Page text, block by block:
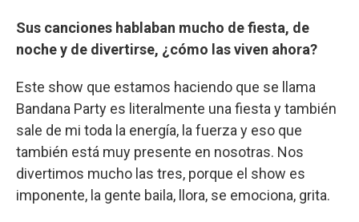
Sus canciones hablaban mucho de fiesta, de
noche y de divertirse, ¿cómo las viven ahora?
Este show que estamos haciendo que se llama
Bandana Party es literalmente una fiesta y también
sale de mi toda la energía, la fuerza y eso que
también está muy presente en nosotras. Nos
divertimos mucho las tres, porque el show es
imponente, la gente baila, llora, se emociona, grita.